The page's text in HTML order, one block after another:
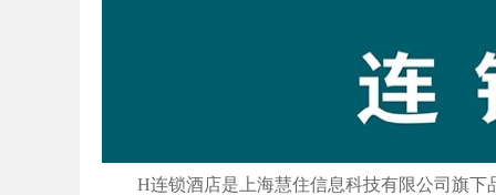
H连锁酒店是上海慧住信息科技有限公司旗